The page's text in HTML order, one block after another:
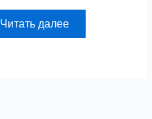
Читать далее